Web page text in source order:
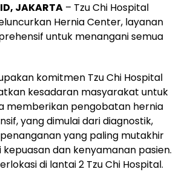
JAKARTA – Tzu Chi Hospital
Hernia Center, layanan
untuk menangani semua
komitmen Tzu Chi Hospital
kesadaran masyarakat untuk
memberikan pengobatan hernia
yang dimulai dari diagnostik,
yang paling mutakhir
dan kenyamanan pasien.
di lantai 2 Tzu Chi Hospital.